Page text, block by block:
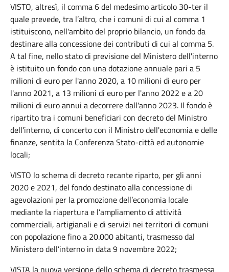
VISTO, altresì, il comma 6 del medesimo articolo 30-ter il
quale prevede, tra l’altro, che i comuni di cui al comma 1
istituiscono, nell'ambito del proprio bilancio, un fondo da
destinare alla concessione dei contributi di cui al comma 5.
A tal fine, nello stato di previsione del Ministero dell'interno
è istituito un fondo con una dotazione annuale pari a 5
milioni di euro per l'anno 2020, a 10 milioni di euro per
l'anno 2021, a 13 milioni di euro per l'anno 2022 e a 20
milioni di euro annui a decorrere dall'anno 2023. Il fondo è
ripartito tra i comuni beneficiari con decreto del Ministro
dell'interno, di concerto con il Ministro dell'economia e delle
finanze, sentita la Conferenza Stato-città ed autonomie
locali;
VISTO lo schema di decreto recante riparto, per gli anni
2020 e 2021, del fondo destinato alla concessione di
agevolazioni per la promozione dell’economia locale
mediante la riapertura e l’ampliamento di attività
commerciali, artigianali e di servizi nei territori di comuni
con popolazione fino a 20.000 abitanti, trasmesso dal
Ministero dell’interno in data 9 novembre 2022;
VISTA la nuova versione dello schema di decreto trasmessa